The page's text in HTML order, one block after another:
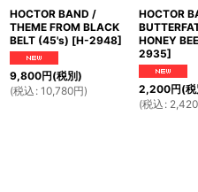
HOCTOR BAND /
THEME FROM BLACK
BELT (45's) [H-2948]
9,800円(税別)
(税込 : 10,780円)
HOCTOR
HONEY
2935]
2,200円(
(税込 : 2,420